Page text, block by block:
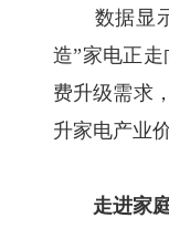
数据显示
造”家电正
费升级需求
升家电产业
走进家庭